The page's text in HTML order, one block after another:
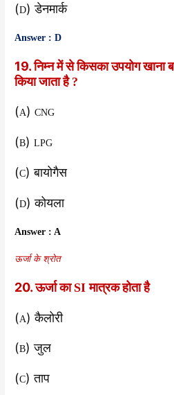
(D) डेनमार्क
Answer : D
19. निम्न में से किसका उपयोग खाना
किया जाता है ?
(A) CNG
(B) LPG
(C) बायोगैस
(D) कोयला
Answer : A
ऊर्जा के श्रोत
20. ऊर्जा का SIमात्रक होता है
(A) कैलोरी
(B) जुल
(C) ताप